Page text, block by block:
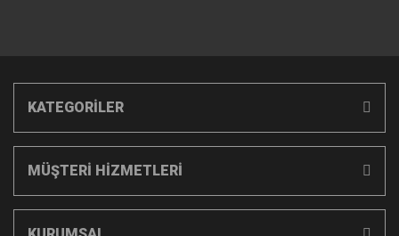
KATEGORİLER
MÜŞTERİ HİZMETLERİ